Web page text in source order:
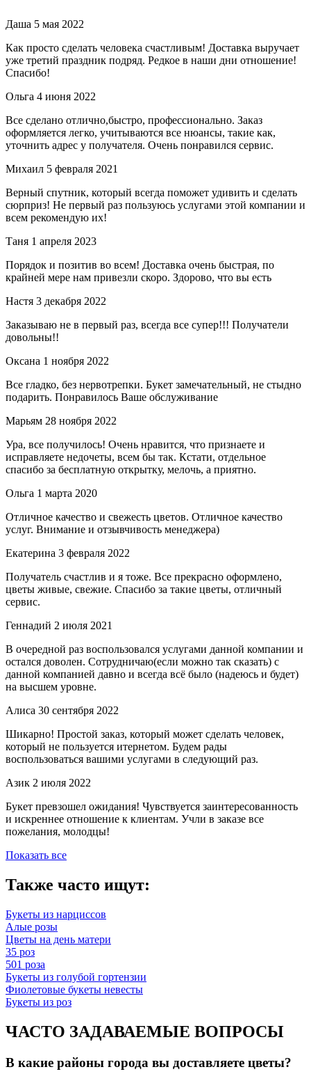
Даша 5 мая 2022
Как просто сделать человека счастливым! Доставка выручает
уже третий праздник подряд. Редкое в наши дни отношение!
Спасибо!
Ольга 4 июня 2022
Все сделано отлично,быстро, профессионально. Заказ
оформляется легко, учитываются все нюансы, такие как,
уточнить адрес у получателя. Очень понравился сервис.
Михаил 5 февраля 2021
Верный спутник, который всегда поможет удивить и сделать
сюрприз! Не первый раз пользуюсь услугами этой компании и
всем рекомендую их!
Таня 1 апреля 2023
Порядок и позитив во всем! Доставка очень быстрая, по
крайней мере нам привезли скоро. Здорово, что вы есть
Настя 3 декабря 2022
Заказываю не в первый раз, всегда все супер!!! Получатели
довольны!!
Оксана 1 ноября 2022
Все гладко, без нервотрепки. Букет замечательный, не стыдно
подарить. Понравилось Ваше обслуживание
Марьям 28 ноября 2022
Ура, все получилось! Очень нравится, что признаете и
исправляете недочеты, всем бы так. Кстати, отдельное
спасибо за бесплатную открытку, мелочь, а приятно.
Ольга 1 марта 2020
Отличное качество и свежесть цветов. Отличное качество
услуг. Внимание и отзывчивость менеджера)
Екатерина 3 февраля 2022
Получатель счастлив и я тоже. Все прекрасно оформлено,
цветы живые, свежие. Спасибо за такие цветы, отличный
сервис.
Геннадий 2 июля 2021
В очередной раз воспользовался услугами данной компании и
остался доволен. Сотрудничаю(если можно так сказать) с
данной компанией давно и всегда всё было (надеюсь и будет)
на высшем уровне.
Алиса 30 сентября 2022
Шикарно! Простой заказ, который может сделать человек,
который не пользуется итернетом. Будем рады
воспользоваться вашими услугами в следующий раз.
Азик 2 июля 2022
Букет превзошел ожидания! Чувствуется заинтересованность
и искреннее отношение к клиентам. Учли в заказе все
пожелания, молодцы!
Показать все
Также часто ищут:
Букеты из нарциссов
Алые розы
Цветы на день матери
35 роз
501 роза
Букеты из голубой гортензии
Фиолетовые букеты невесты
Букеты из роз
ЧАСТО ЗАДАВАЕМЫЕ ВОПРОСЫ
В какие районы города вы доставляете цветы?